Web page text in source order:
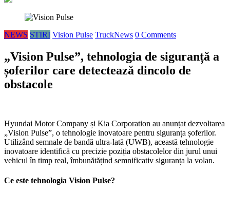
NEWS STIRI Vision Pulse TruckNews 0 Comments
„Vision Pulse”, tehnologia de siguranță a
șoferilor care detectează dincolo de
obstacole
Hyundai Motor Company și Kia Corporation au anunțat dezvoltarea
„Vision Pulse”, o tehnologie inovatoare pentru siguranța șoferilor.
Utilizând semnale de bandă ultra-lată (UWB), această tehnologie
inovatoare identifică cu precizie poziția obstacolelor din jurul unui
vehicul în timp real, îmbunătățind semnificativ siguranța la volan.
Ce este tehnologia Vision Pulse?